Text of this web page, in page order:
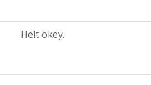
Helt okey.